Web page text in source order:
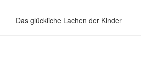
Das glückliche Lachen der Kinder